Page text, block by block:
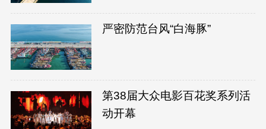
严密防范台风“白海豚”
第38届大众电影百花奖系列活
动开幕